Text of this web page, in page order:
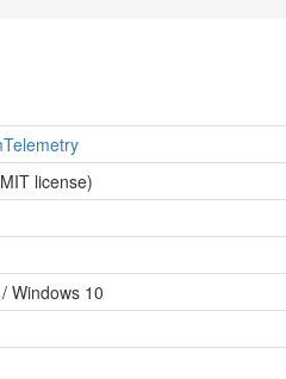
license)
Windows 10